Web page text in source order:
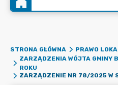
STRONA GŁÓWNA PRAWO
ZARZĄDZENIA WÓJTA GMINY
ROKU